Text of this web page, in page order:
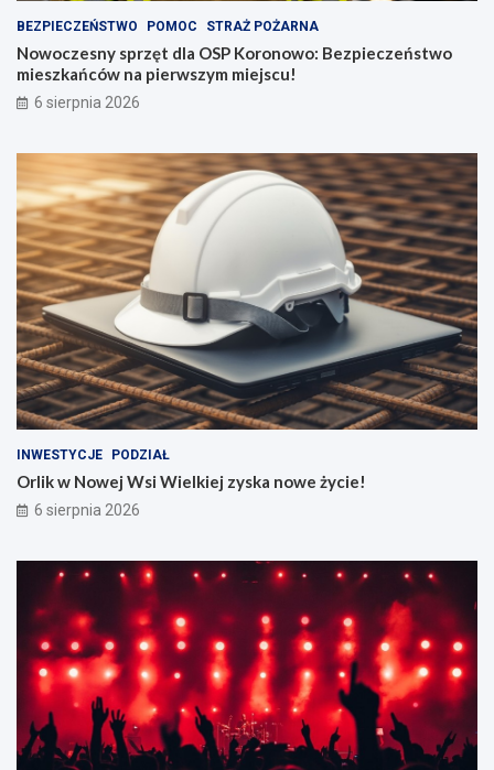
BEZPIECZEŃSTWO POMOC STRAŻ POŻARNA
Nowoczesny sprzęt dla OSP Koronowo: Bezpieczeństwo
mieszkańców na pierwszym miejscu!
6 sierpnia 2026
INWESTYCJE PODZIAŁ
Orlik w Nowej Wsi Wielkiej zyska nowe życie!
6 sierpnia 2026